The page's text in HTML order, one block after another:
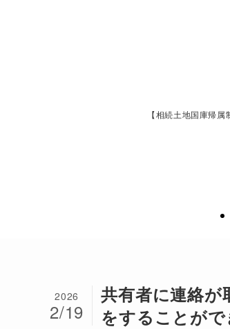
【相続土地国庫帰
共有者に連絡が
をすることがで
2026
2/19